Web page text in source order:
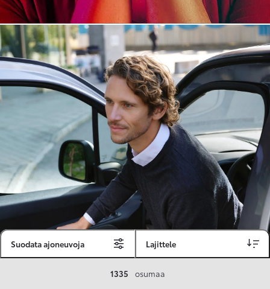
Suodata ajoneuvoja Lajittele
1335 osumaa